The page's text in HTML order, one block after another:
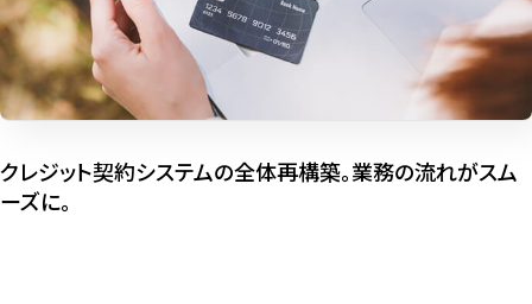
クレジット契約システムの全体再構築。業務の流れがスム
ーズに。